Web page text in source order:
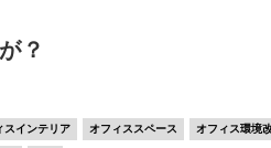
？
スインテリア オフィススペース オフィス環境